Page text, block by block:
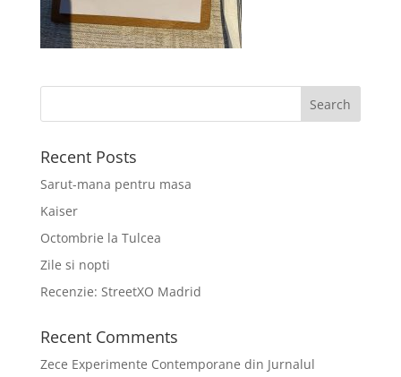
Recent Posts
Sarut-mana pentru masa
Kaiser
Octombrie la Tulcea
Zile si nopti
Recenzie: StreetXO Madrid
Recent Comments
Zece Experimente Contemporane din Jurnalul